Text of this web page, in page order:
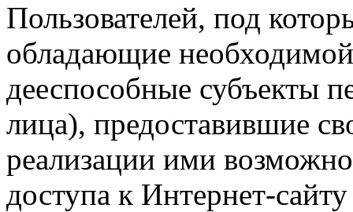
Пользователей, под
обладающие
дееспособные субъекты
лица), предоставившие
реализации ими
доступа к Интернет-